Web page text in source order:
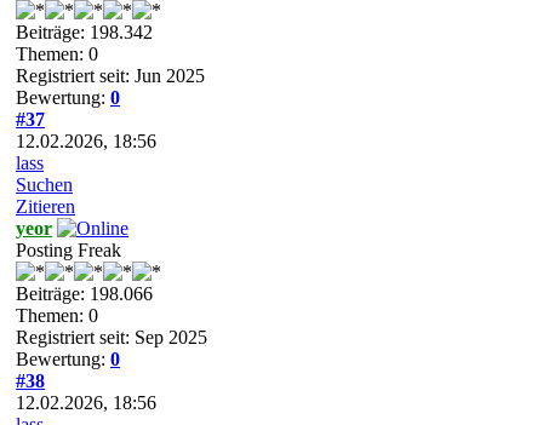
Beiträge: 198.342
Themen: 0
Registriert seit: Jun 2025
Bewertung: 0
#37
12.02.2026, 18:56
lass
Suchen
Zitieren
yeor
Posting Freak
Beiträge: 198.066
Themen: 0
Registriert seit: Sep 2025
Bewertung: 0
#38
12.02.2026, 18:56